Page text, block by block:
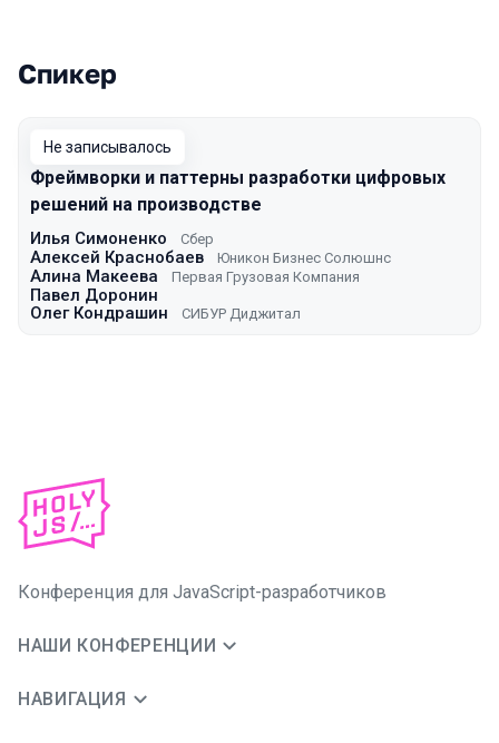
Выступления в сезоне 2021 Moscow
Спикер
Не записывалось
Фреймворки и паттерны разработки цифровых
решений на производстве
Илья Симоненко Сбер
Алексей Краснобаев Юникон Бизнес Солюшнс
Алина Макеева Первая Грузовая Компания
Павел Доронин
Олег Кондрашин
СИБУР Диджитал
Конференция для JavaScript-разработчиков
НАШИ КОНФЕРЕНЦИИ
НАВИГАЦИЯ